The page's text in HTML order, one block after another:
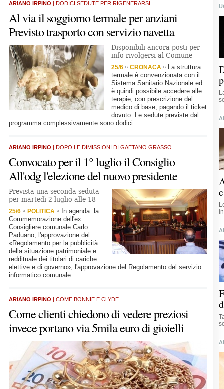
ARIANO IRPINO | DODICI SEDUTE PER RIGENERARSI
Al via il soggiorno termale per anziani
Previsto trasporto con servizio navetta
Disponibili ancora posti per
info rivolgersi al Comune
25/6 CRONACA
La struttura
termale è convenzionata con il
Sistema Sanitario Nazionale ed
è quindi possibile accedere alle
terapie, con prescrizione del
medico di base, pagando il ticket
dovuto. Le sedute previste dal
programma complessivamente sono dodici
ARIANO IRPINO | DOPO LE DIMISSIONI DI GAETANO GRASSO
Convocato per il 1° luglio il Consiglio
All'odg l'elezione del nuovo presidente
Prevista una seconda seduta
per martedì 2 luglio alle 18
25/6 POLITICA
In agenda: la
Commemorazione dell'ex
Consigliere comunale Carlo
Paduano; l'approvazione del
«Regolamento per la pubblicità
della situazione patrimoniale e
reddituale dei titolari di cariche
elettive e di governo»; l'approvazione del Regolamento del servizio
informatico comunale
ARIANO IRPINO | COME BONNIE E CLYDE
Come clienti chiedono di vedere preziosi
invece portano via 5mila euro di gioielli